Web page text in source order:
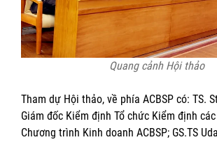
Quang cảnh Hội thảo
Tham dự Hội thảo, về phía ACBSP có: TS.
Giám đốc Kiểm định Tổ chức Kiểm định
Chương trình Kinh doanh ACBSP; GS.TS